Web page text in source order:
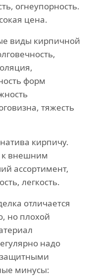
огнеупорность.
цена.
виды кирпичной
форм
тяжесть
кирпичу.
к внешним
ассортимент,
легкость.
отличается
но плохой
надо
защитными
минусы: